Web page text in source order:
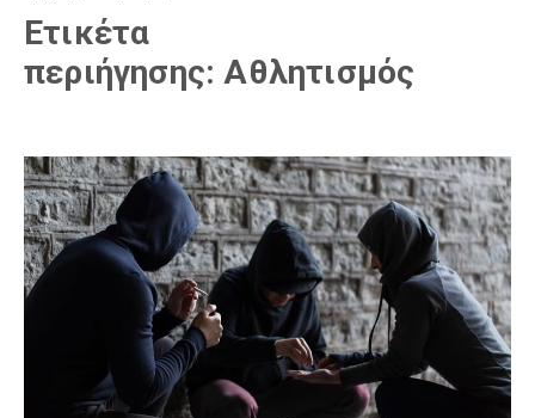
Ετικέτα
περιήγησης: Αθλητισμός